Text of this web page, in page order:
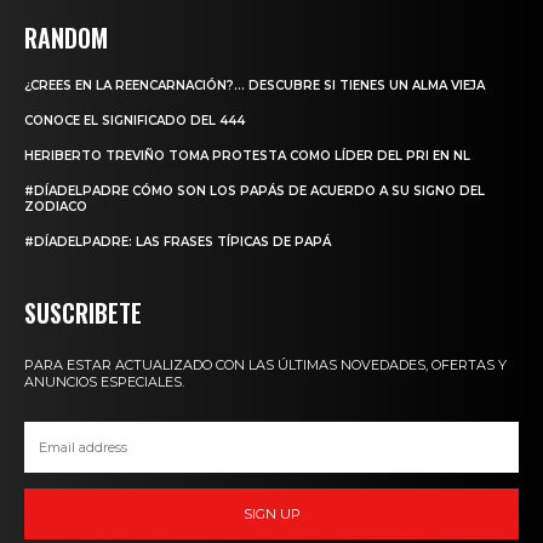
RANDOM
¿CREES EN LA REENCARNACIÓN?… DESCUBRE SI TIENES UN ALMA VIEJA
CONOCE EL SIGNIFICADO DEL 444
HERIBERTO TREVIÑO TOMA PROTESTA COMO LÍDER DEL PRI EN NL
#DÍADELPADRE CÓMO SON LOS PAPÁS DE ACUERDO A SU SIGNO DEL
ZODIACO
#DÍADELPADRE: LAS FRASES TÍPICAS DE PAPÁ
SUSCRIBETE
PARA ESTAR ACTUALIZADO CON LAS ÚLTIMAS NOVEDADES, OFERTAS Y
ANUNCIOS ESPECIALES.
SIGN UP